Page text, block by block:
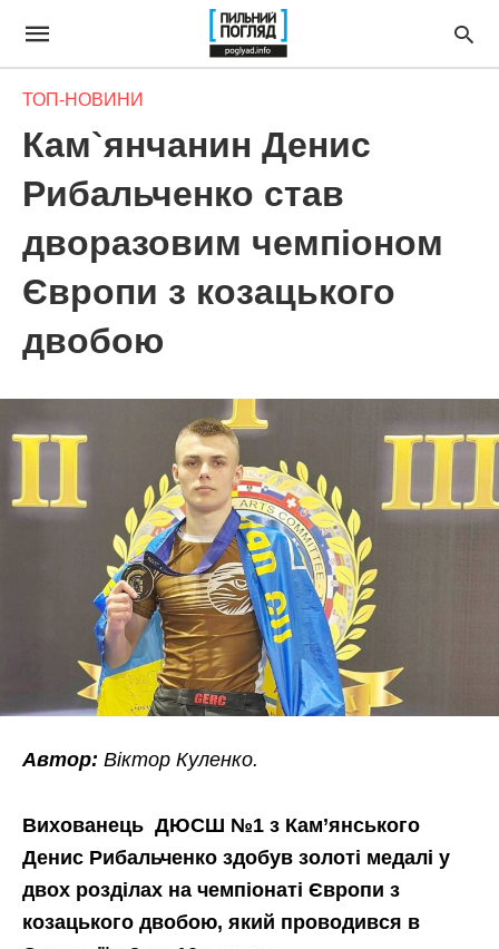
ТОП-НОВИНИ
Кам`янчанин Денис
Рибальченко став
дворазовим чемпіоном
Європи з козацького
двобою
Автор: Віктор Куленко.
Вихованець ДЮСШ №1 з Кам’янського
Денис Рибальченко здобув золоті медалі у
двох розділах на чемпіонаті Європи з
козацького двобою, який проводився в